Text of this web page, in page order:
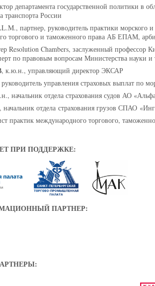
департамента государственной политики в
транспорта России
партнер, руководитель практики морского и
торгового и таможенного права АБ ЕПАМ,
Resolution Chambers, заслуженный профессор
по правовым вопросам Министерства науки
, к.ю.н., управляющий директор ЭКСАР
управления страховых выплат по
начальник отдела страхования судов АО
начальник отдела страхования грузов СПАО
практик международного торгового,
ПРИ ПОДДЕРЖКЕ:
ПАРТНЕР: